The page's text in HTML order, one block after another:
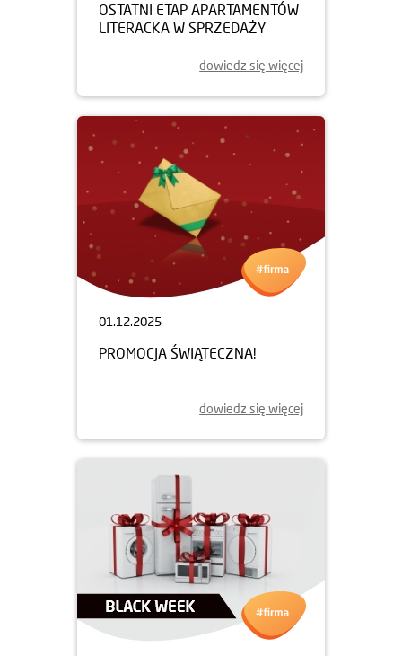
OSTATNI ETAP APARTAMENTÓW
LITERACKA W SPRZEDAŻY
dowiedz się więcej
01.12.2025
PROMOCJA ŚWIĄTECZNA!
dowiedz się więcej